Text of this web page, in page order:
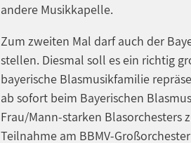
andere Musikkapelle.
Zum zweiten Mal darf auch der
stellen. Diesmal soll es ein richtig
bayerische Blasmusikfamilie
ab sofort beim Bayerischen
Frau/Mann-starken Blasorchesters
Teilnahme am BBMV-